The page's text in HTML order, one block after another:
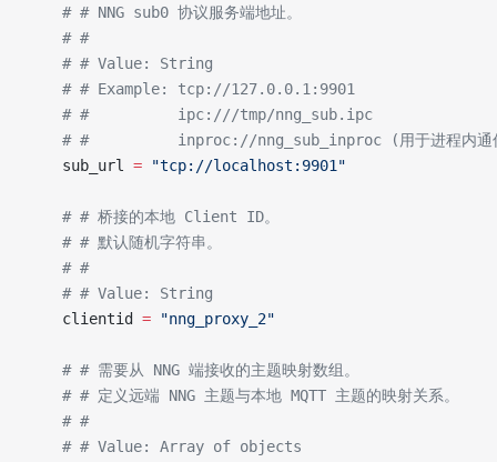
    # # NNG sub0 协议服务端地址。
    # #
    # # Value: String
    # # Example: tcp://127.0.0.1:9901
    # #          ipc:///tmp/nng_sub.ipc
# #          inproc://nng_sub_inproc (用于进程内通
    sub_url
= "tcp://localhost:9901"
    # # 桥接的本地 Client ID。
    # # 默认随机字符串。
    # #
    # # Value: String
    clientid
= "nng_proxy_2"
    # # 需要从 NNG 端接收的主题映射数组。
    # # 定义远端 NNG 主题与本地 MQTT 主题的映射关系。
    # #
    # # Value: Array of objects